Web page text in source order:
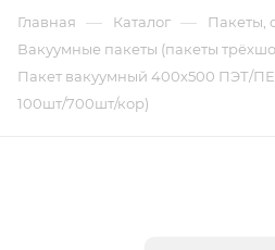
Главная — Каталог — Пакеты,
Вакуумные пакеты (пакеты
Пакет вакуумный 400х500 ПЭТ/
100шт/700шт/кор)